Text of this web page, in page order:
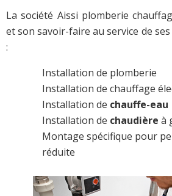
La société Aissi plomberie
et son savoir-faire au service de
:
Installation de plomberie
Installation de chauffage
Installation de chauffe-eau
Installation de chaudière à
Montage spécifique pour
réduite